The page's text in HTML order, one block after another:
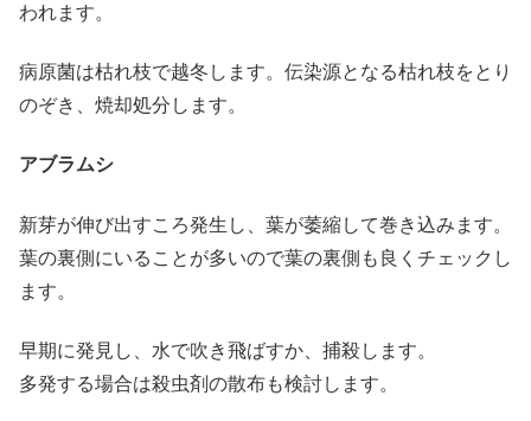
われます。
病原菌は枯れ枝で越冬します。伝染源となる枯れ枝をとり
のぞき、焼却処分します。
アブラムシ
新芽が伸び出すころ発生し、葉が萎縮して巻き込みます。
葉の裏側にいることが多いので葉の裏側も良くチェックし
ます。
早期に発見し、水で吹き飛ばすか、捕殺します。
多発する場合は殺虫剤の散布も検討します。